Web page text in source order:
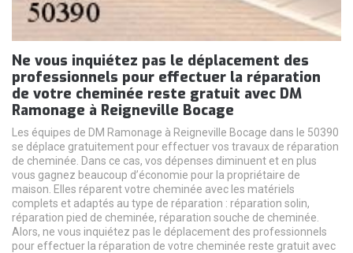
Ne vous inquiétez pas le déplacement des
professionnels pour effectuer la réparation
de votre cheminée reste gratuit avec DM
Ramonage à Reigneville Bocage
Les équipes de DM Ramonage à Reigneville Bocage dans le 50390
se déplace gratuitement pour effectuer vos travaux de réparation
de cheminée. Dans ce cas, vos dépenses diminuent et en plus
vous gagnez beaucoup d’économie pour la propriétaire de
maison. Elles réparent votre cheminée avec les matériels
complets et adaptés au type de réparation : réparation solin,
réparation pied de cheminée, réparation souche de cheminée.
Alors, ne vous inquiétez pas le déplacement des professionnels
pour effectuer la réparation de votre cheminée reste gratuit avec